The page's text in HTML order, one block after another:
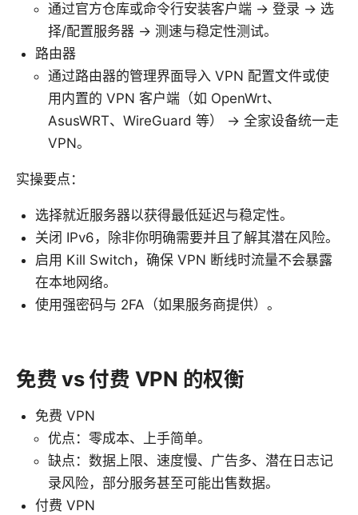
通过官方仓库或命令行安装客户端 → 登录 → 选
择/配置服务器 → 测速与稳定性测试。
路由器
通过路由器的管理界面导入 VPN 配置文件或使
用内置的 VPN 客户端（如 OpenWrt、
AsusWRT、WireGuard 等） → 全家设备统一走
VPN。
实操要点：
选择就近服务器以获得最低延迟与稳定性。
关闭 IPv6，除非你明确需要并且了解其潜在风险。
启用 Kill Switch，确保 VPN 断线时流量不会暴露
在本地网络。
使用强密码与 2FA（如果服务商提供）。
免费 vs 付费 VPN 的权衡
免费 VPN
优点：零成本、上手简单。
缺点：数据上限、速度慢、广告多、潜在日志记
录风险，部分服务甚至可能出售数据。
付费 VPN